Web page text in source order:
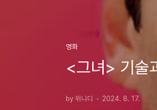
영화
<그녀> 기술
by 위니디 2024. 8. 17.